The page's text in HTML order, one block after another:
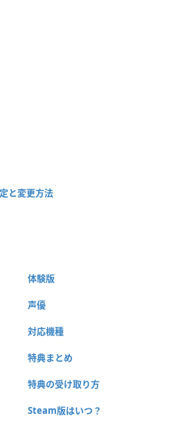
と変更方法
体験版
声優
対応機種
特典まとめ
特典の受け取り方
Steam版はいつ？